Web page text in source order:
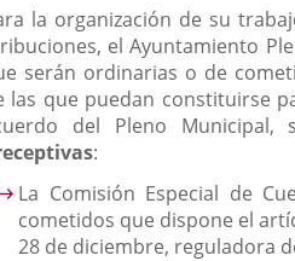
la organización de su
el Ayuntamiento
serán ordinarias o de
las que puedan constituirse
del Pleno Municipal,
:
La Comisión Especial de
cometidos que dispone el
28 de diciembre, reguladora